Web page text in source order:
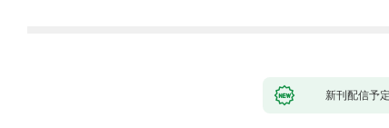
新刊配信予定